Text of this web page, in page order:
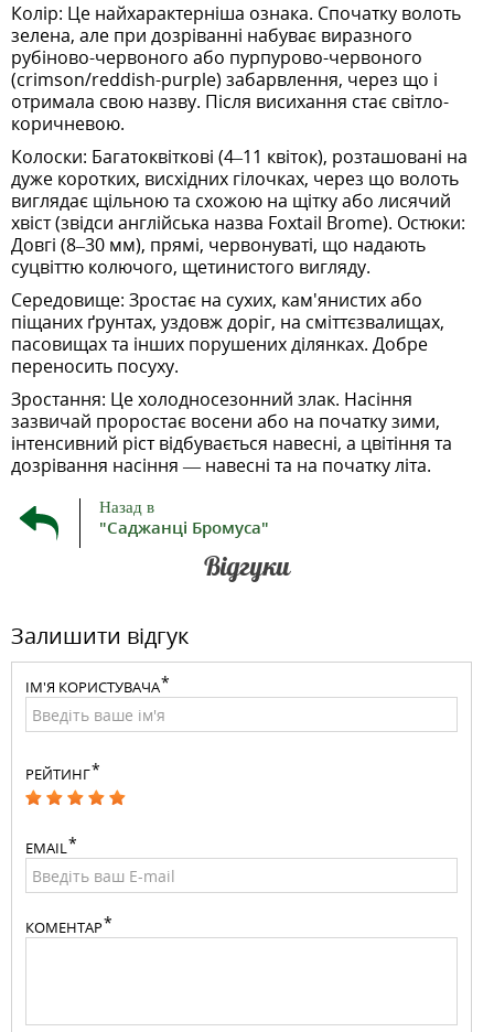
Колір: Це найхарактерніша ознака. Спочатку волоть
зелена, але при дозріванні набуває виразного
рубіново-червоного або пурпурово-червоного
(crimson/reddish-purple) забарвлення, через що і
отримала свою назву. Після висихання стає світло-
коричневою.
Колоски: Багатоквіткові (4–11 квіток), розташовані на
дуже коротких, висхідних гілочках, через що волоть
виглядає щільною та схожою на щітку або лисячий
хвіст (звідси англійська назва Foxtail Brome). Остюки:
Довгі (8–30 мм), прямі, червонуваті, що надають
суцвіттю колючого, щетинистого вигляду.
Середовище: Зростає на сухих, кам'янистих або
піщаних ґрунтах, уздовж доріг, на сміттєзвалищах,
пасовищах та інших порушених ділянках. Добре
переносить посуху.
Зростання: Це холодносезонний злак. Насіння
зазвичай проростає восени або на початку зими,
інтенсивний ріст відбувається навесні, а цвітіння та
дозрівання насіння — навесні та на початку літа.
Назад в
"Саджанці Бромуса"
Відгуки
Залишити відгук
ІМ'Я КОРИСТУВАЧА
РЕЙТИНГ
EMAIL
КОМЕНТАР